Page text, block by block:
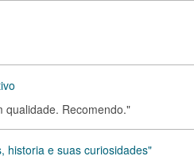
qualidade. Recomendo."
historia e suas curiosidades"